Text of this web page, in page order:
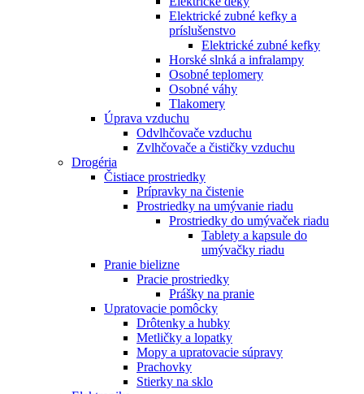
Elektrické zubné kefky a
príslušenstvo
Elektrické zubné kefky
Horské slnká a infralampy
Osobné teplomery
Osobné váhy
Tlakomery
Úprava vzduchu
Odvlhčovače vzduchu
Zvlhčovače a čističky vzduchu
Drogéria
Čistiace prostriedky
Prípravky na čistenie
Prostriedky na umývanie riadu
Prostriedky do umývaček riadu
Tablety a kapsule do
umývačky riadu
Pranie bielizne
Pracie prostriedky
Prášky na pranie
Upratovacie pomôcky
Drôtenky a hubky
Metličky a lopatky
Mopy a upratovacie súpravy
Prachovky
Stierky na sklo